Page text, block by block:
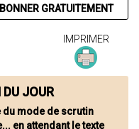
GRATUITEMENT
IMPRIMER
JOUR
du mode de scrutin
en attendant le texte